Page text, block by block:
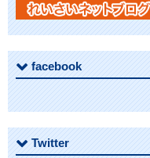
facebook
Twitter